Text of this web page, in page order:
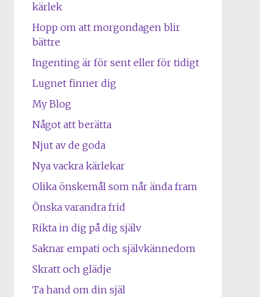
kärlek
Hopp om att morgondagen blir
bättre
Ingenting är för sent eller för tidigt
Lugnet finner dig
My Blog
Något att berätta
Njut av de goda
Nya vackra kärlekar
Olika önskemål som når ända fram
Önska varandra frid
Rikta in dig på dig själv
Saknar empati och självkännedom
Skratt och glädje
Ta hand om din själ